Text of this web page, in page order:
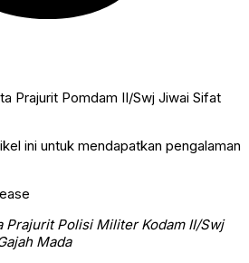
ini untuk mendapatkan pengalaman
Prajurit Polisi Militer Kodam II/Swj
Mada